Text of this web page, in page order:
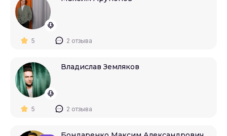
5 2 отзыва
Владислав Земляков
5 2 отзыва